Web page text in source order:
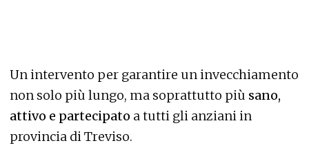
Un intervento per garantire un invecchiamento
non solo più lungo, ma soprattutto più sano,
attivo e partecipato a tutti gli anziani in
provincia di Treviso.